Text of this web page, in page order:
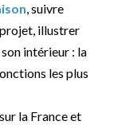
, suivre
projet, illustrer
intérieur : la
les plus
la France et